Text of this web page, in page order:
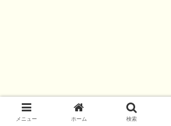
メニュー ホーム 検索